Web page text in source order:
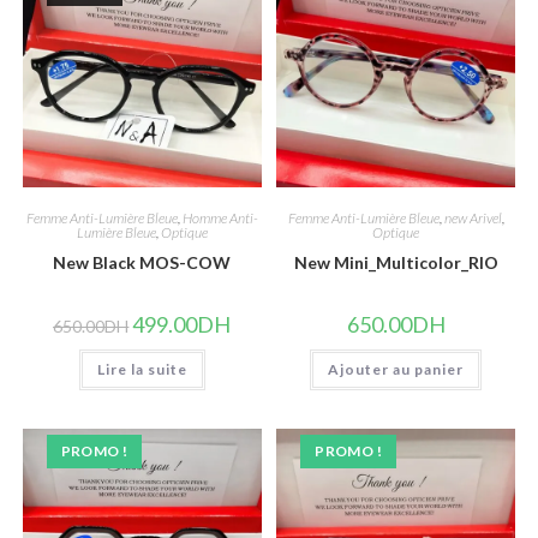
Femme Anti-Lumière Bleue, Homme Anti-
Lumière Bleue, Optique
New Black MOS-COW
650.00DH Le
prix
initial
était :
650.00DH.
499.00DH
Lire la suite
Femme Anti-Lumière Bleue, new Arivel,
Optique
New Mini_Multicolor_RIO
650.00DH
Ajouter au panier
PROMO ! PROMO !